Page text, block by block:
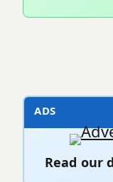
ADS
Read our